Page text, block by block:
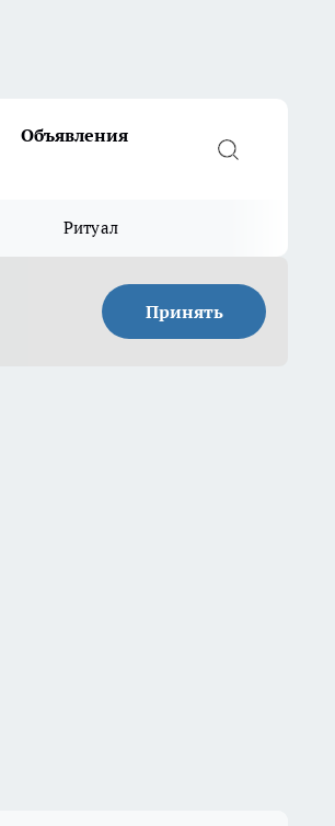
Объявления
Ритуал
Принять